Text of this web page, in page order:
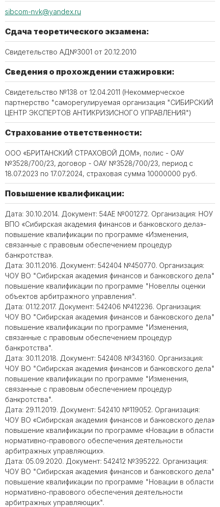
sibcom-nvk@yandex.ru
Сдача теоретического экзамена:
Свидетельство АД№3001 от 20.12.2010
Сведения о прохождении стажировки:
Свидетельство №138 от 12.04.2011 (Некоммерческое
партнерство "саморегулируемая организация "СИБИРСКИЙ
ЦЕНТР ЭКСПЕРТОВ АНТИКРИЗИСНОГО УПРАВЛЕНИЯ")
Страхование ответственности:
ООО «БРИТАНСКИЙ СТРАХОВОЙ ДОМ», полис - ОАУ
№3528/700/23, договор - ОАУ №3528/700/23, период с
18.07.2023 по 17.07.2024, страховая сумма 10000000 руб.
Повышение квалификации:
Дата: 30.10.2014. Документ: 54АЕ №001272. Организация: НОУ
ВПО «Сибирская академия финансов и банковского дела»-
повышение квалификации по программе «Изменения,
связанные с правовым обеспечением процедур
банкротства».
Дата: 30.11.2016. Документ: 542404 №450770. Организация:
ЧОУ ВО "Сибирская академия финансов и банковского дела"
повышение квалификации по программе "Новеллы оценки
объектов арбитражного управления".
Дата: 01.12.2017. Документ: 542406 №412236. Организация:
ЧОУ ВО "Сибирская академия финансов и банковского дела"
повышение квалификации по программе "Изменения,
связанные с правовым обеспечением процедур
банкротства".
Дата: 30.11.2018. Документ: 542408 №343160. Организация:
ЧОУ ВО "Сибирская академия финансов и банковского дела"
повышение квалификации по программе "Изменения,
связанные с правовым обеспечением процедур
банкротства".
Дата: 29.11.2019. Документ: 542410 №119052. Организация:
ЧОУ ВО «Сибирская академия финансов и банковского дела»
повышение квалификации по программе «Новации в области
нормативно-правового обеспечения деятельности
арбитражных управляющих».
Дата: 05.09.2020. Документ: 542412 №395222. Организация:
ЧОУ ВО "Сибирская академия финансов и банковского дела"
повышение квалификации по программе "Новации в области
нормативно-правового обеспечения деятельности
арбитражных управляющих".